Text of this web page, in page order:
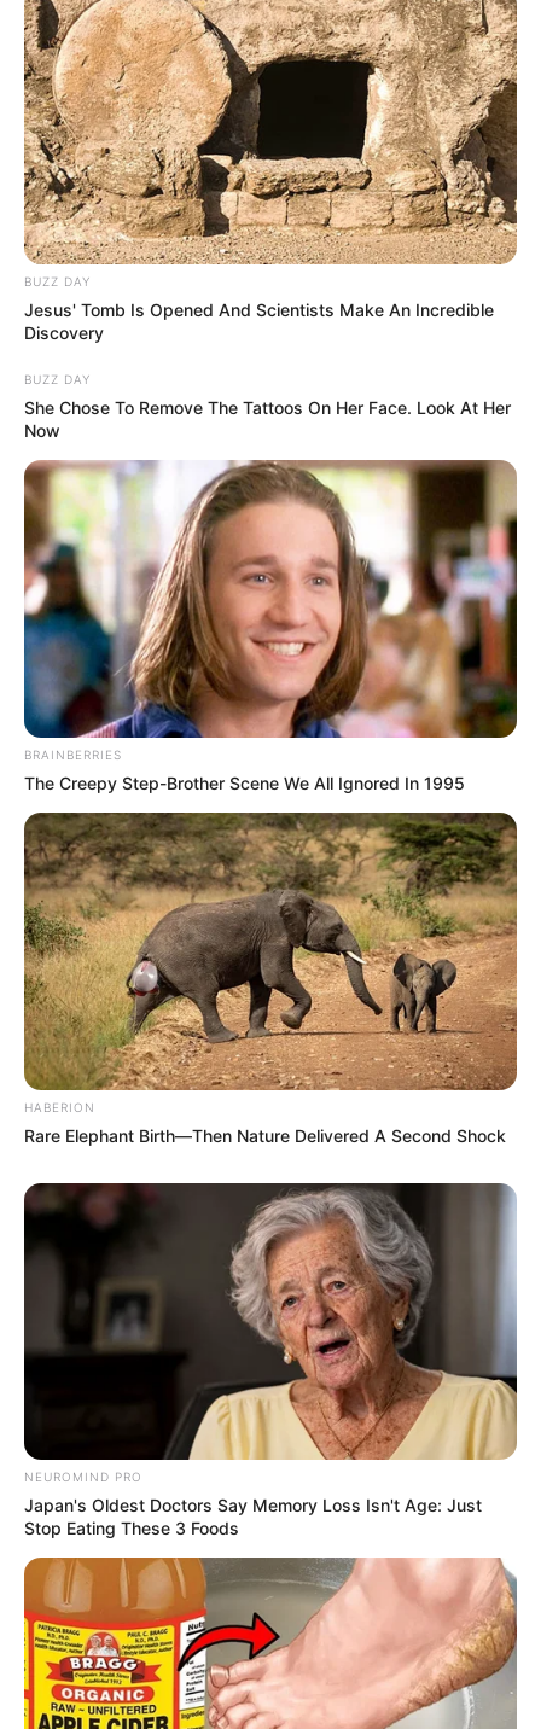
Wäre es nicht besser, wenn sich die Präsidenten und
Generäle mit Knüppeln gegenseitig erschlagen würden,
statt mit ihren Herdenarmeen so viele andere Menschen
zu ermorden?
weitere Kalauer
Quermania folgen: Impressum & Kontakt
Suchen:
Auf einigen Seiten dieses Projektes sind Affiliate-
Angebote integriert. Wenn etwas darüber gebucht oder
gekauft wird, ist das eine Unterstützung, ohne dass sich
dadurch der Preis ändert.
BUZZ DAY
Jesus' Tomb Is Opened And Scientists Make An Incredible
Discovery
BUZZ DAY
She Chose To Remove The Tattoos On Her Face. Look At Her
Now
BRAINBERRIES
The Creepy Step-Brother Scene We All Ignored In 1995
HABERION
Rare Elephant Birth—Then Nature Delivered A Second Shock
NEUROMIND PRO
Japan's Oldest Doctors Say Memory Loss Isn't Age: Just
Stop Eating These 3 Foods